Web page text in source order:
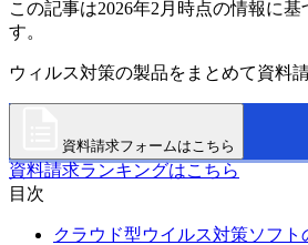
この記事は2026年2月時点の情報に基
す。
ウィルス対策の製品をまとめて資料請
資料請求フォームはこちら
資料請求ランキングはこちら
目次
クラウド型ウイルス対策ソフト